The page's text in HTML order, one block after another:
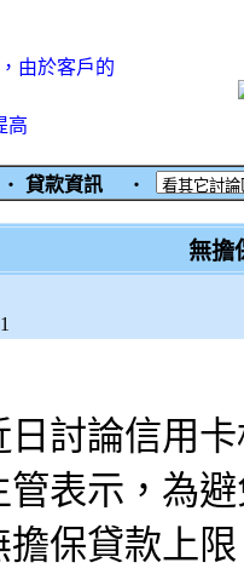
由於客戶的
高
‧ 貸款資訊 ‧
無擔
日討論信用
管表示，為
擔保貸款上